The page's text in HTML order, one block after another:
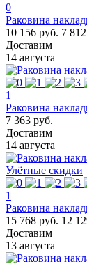
0
Раковина
10 156 руб. 7
Доставим
14 августа
1
Раковина
7 363 руб.
Доставим
14 августа
Улётные скидки
1
Раковина
15 768 руб. 12
Доставим
13 августа